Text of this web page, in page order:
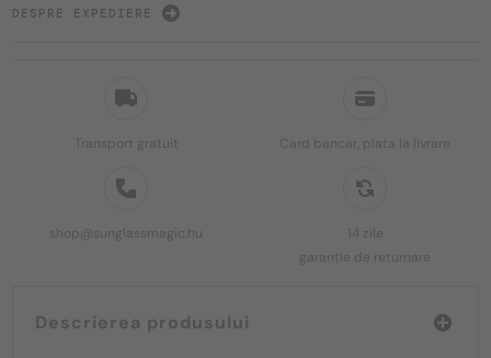
Transport gratuit Card bancar, plata la livrare
shop@sunglassmagic.hu
14 zile
garanție de returnare
Descrierea produsului
DESPRE EXPEDIERE